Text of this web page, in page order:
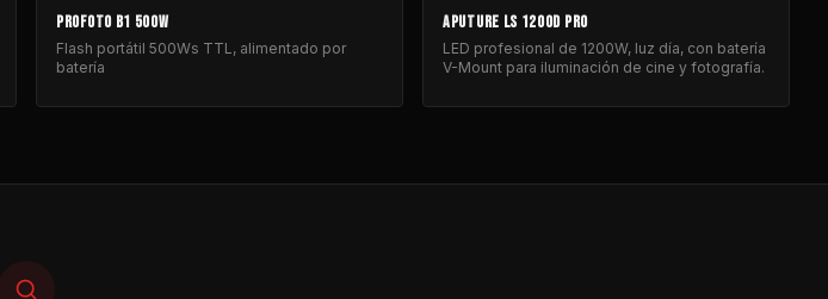
PROFOTO B1 500W
Flash portátil 500Ws TTL, alimentado por
batería
APUTURE LS 1200D PRO
LED profesional de 1200W, luz día, con batería
V-Mount para iluminación de cine y fotografía.